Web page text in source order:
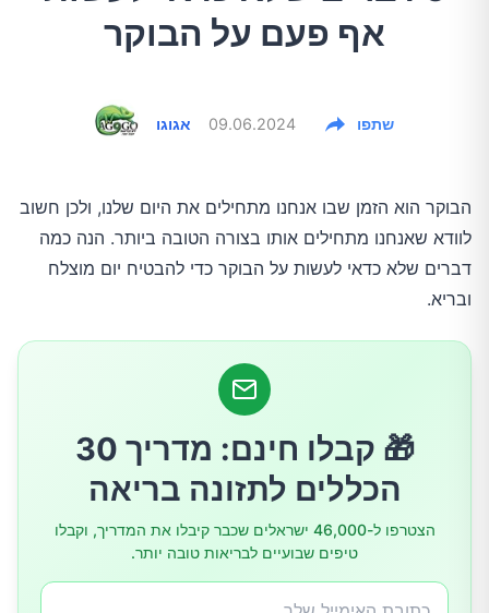
אף פעם על הבוקר
אגוגו 09.06.2024 שתפו
הבוקר הוא הזמן שבו אנחנו מתחילים את היום שלנו, ולכן חשוב
לוודא שאנחנו מתחילים אותו בצורה הטובה ביותר. הנה כמה
דברים שלא כדאי לעשות על הבוקר כדי להבטיח יום מוצלח
ובריא.
🎁 קבלו חינם: מדריך 30
הכללים לתזונה בריאה
הצטרפו ל-46,000 ישראלים שכבר קיבלו את המדריך, וקבלו
טיפים שבועיים לבריאות טובה יותר.